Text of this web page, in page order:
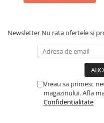
Newsletter Nu rata ofertele si
Vreau sa primesc
magazinului. Afla
Confidentialitate